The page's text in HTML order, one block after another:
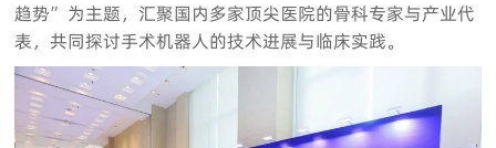
趋势”为主题，汇聚国内多家顶尖医院的骨科专家与产业代
表，共同探讨手术机器人的技术进展与临床实践。